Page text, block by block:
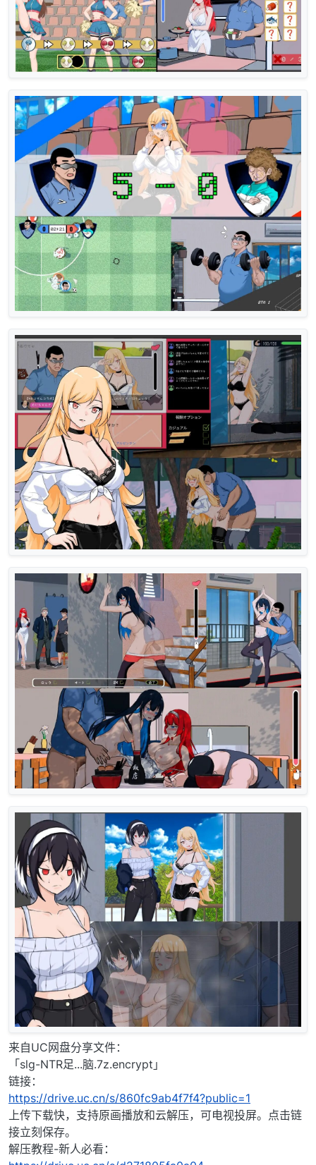
来自UC网盘分享文件：
「slg-NTR足...脑.7z.encrypt」
链接：
https://drive.uc.cn/s/860fc9ab4f7f4?public=1
上传下载快，支持原画播放和云解压，可电视投屏。点击链
接立刻保存。
解压教程-新人必看：